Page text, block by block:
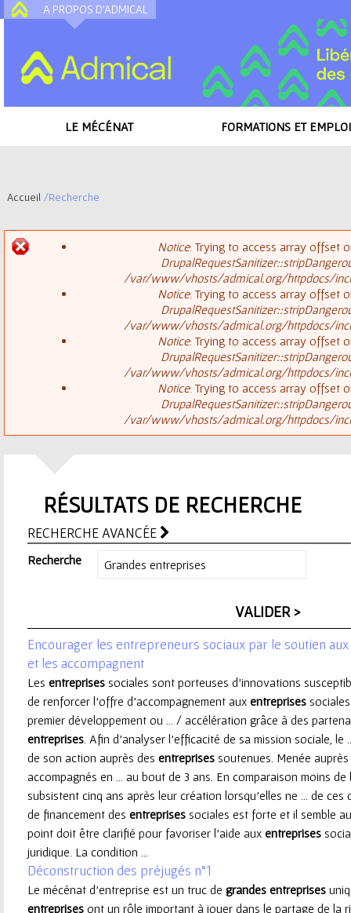
A PROPOS D'ADMICAL
LE MÉCÉNAT FORMATIONS ET
Accueil /Recherche
e
d
r
r
e
u
r
Notice: Trying to access array offset
/var/www/vhosts/admical.org/httpdocs/
Notice: Trying to access array offset
/var/www/vhosts/admical.org/httpdocs/
Notice: Trying to access array offset
/var/www/vhosts/admical.org/httpdocs/
Notice: Trying to access array offset
/var/www/vhosts/admical.org/httpdocs/
RÉSULTATS DE RECHERCHE
RECHERCHE AVANCÉE
Recherche
Encourager les entrepreneurs sociaux par le soutien
et les accompagnent
Les entreprises sociales sont porteuses d’innovations
de renforcer l’offre d’accompagnement aux entreprises
premier développement ou ... / accélération grâce à des
entreprises . Afin d’analyser l’efficacité de sa mission sociale,
de son action auprès des entreprises soutenues. Menée
accompagnés en ... au bout de 3 ans. En comparaison moins
subsistent cinq ans après leur création lorsqu’elles ne ... de ces
de financement des entreprises sociales est forte et il semble
point doit être clarifié pour favoriser l’aide aux entreprises
juridique. La condition ...
Déconstruction des préjugés n°1
Le mécénat d'entreprise est un truc de grandes entreprises
entreprises ont un rôle important à jouer dans le partage de la